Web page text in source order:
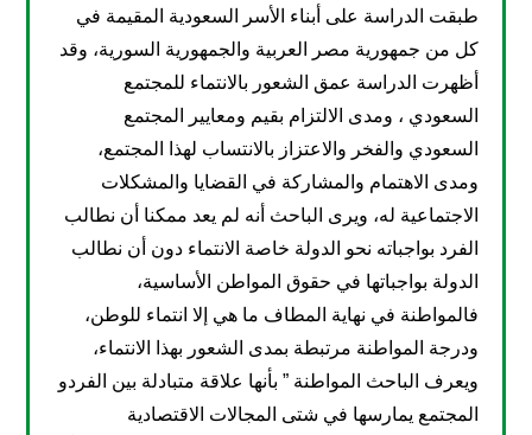
طبقت الدراسة على أبناء الأسر السعودية المقيمة في
كل من جمهورية مصر العربية والجمهورية السورية، وقد
أظهرت الدراسة عمق الشعور بالانتماء للمجتمع
السعودي ، ومدى الالتزام بقيم ومعايير المجتمع
السعودي والفخر والاعتزاز بالانتساب لهذا المجتمع،
ومدى الاهتمام والمشاركة في القضايا والمشكلات
الاجتماعية له، ويرى الباحث أنه لم يعد ممكنا أن نطالب
الفرد بواجباته نحو الدولة خاصة الانتماء دون أن نطالب
الدولة بواجباتها في حقوق المواطن الأساسية،
فالمواطنة في نهاية المطاف ما هي إلا انتماء للوطن،
ودرجة المواطنة مرتبطة بمدى الشعور بهذا الانتماء،
ويعرف الباحث المواطنة ” بأنها علاقة متبادلة بين الفردو
المجتمع يمارسها في شتى المجالات الاقتصادية